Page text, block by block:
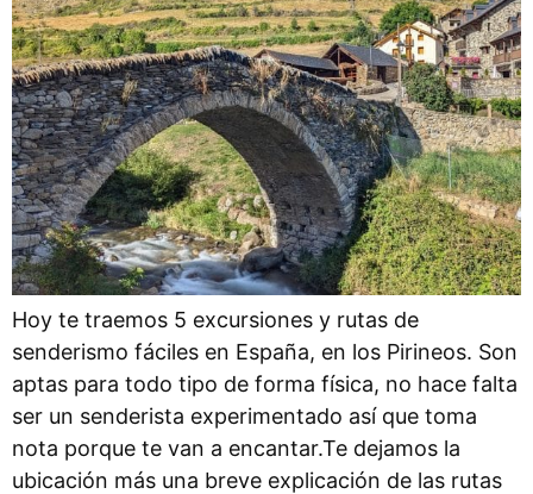
Hoy te traemos 5 excursiones y rutas de
senderismo fáciles en España, en los Pirineos. Son
aptas para todo tipo de forma física, no hace falta
ser un senderista experimentado así que toma
nota porque te van a encantar.Te dejamos la
ubicación más una breve explicación de las rutas